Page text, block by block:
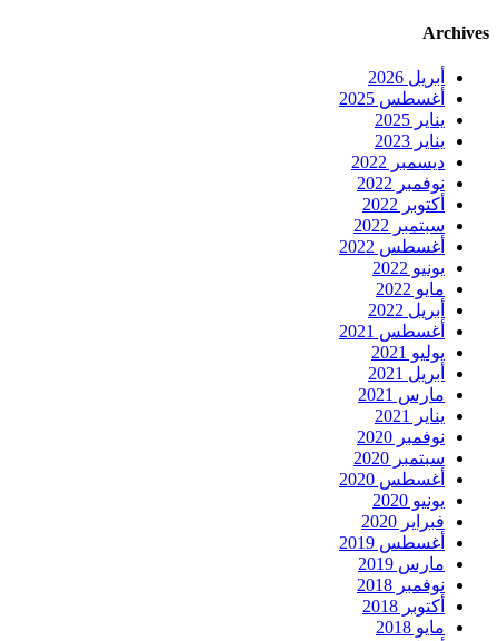
Archives
أبريل 2026
أغسطس 2025
يناير 2025
يناير 2023
ديسمبر 2022
نوفمبر 2022
أكتوبر 2022
سبتمبر 2022
أغسطس 2022
يونيو 2022
مايو 2022
أبريل 2022
أغسطس 2021
يوليو 2021
أبريل 2021
مارس 2021
يناير 2021
نوفمبر 2020
سبتمبر 2020
أغسطس 2020
يونيو 2020
فبراير 2020
أغسطس 2019
مارس 2019
نوفمبر 2018
أكتوبر 2018
مايو 2018